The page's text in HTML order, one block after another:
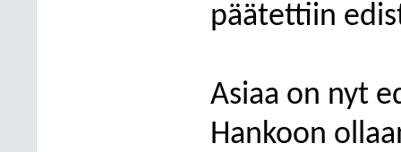
päätettiin
Asiaa on nyt
Hankoon